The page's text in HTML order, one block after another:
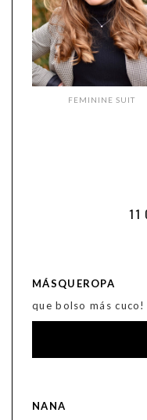
FEMININE SUIT
11
MÁSQUEROPA
que bolso más cuco!
NANA